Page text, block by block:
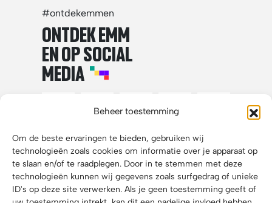
Beheer toestemming
Om de beste ervaringen te bieden, gebruiken wij
technologieën zoals cookies om informatie over je apparaat op
te slaan en/of te raadplegen. Door in te stemmen met deze
technologieën kunnen wij gegevens zoals surfgedrag of unieke
ID's op deze site verwerken. Als je geen toestemming geeft of
#ontdekemmen
ONTDEK EMM
EN OP SOCIAL
MEDIA